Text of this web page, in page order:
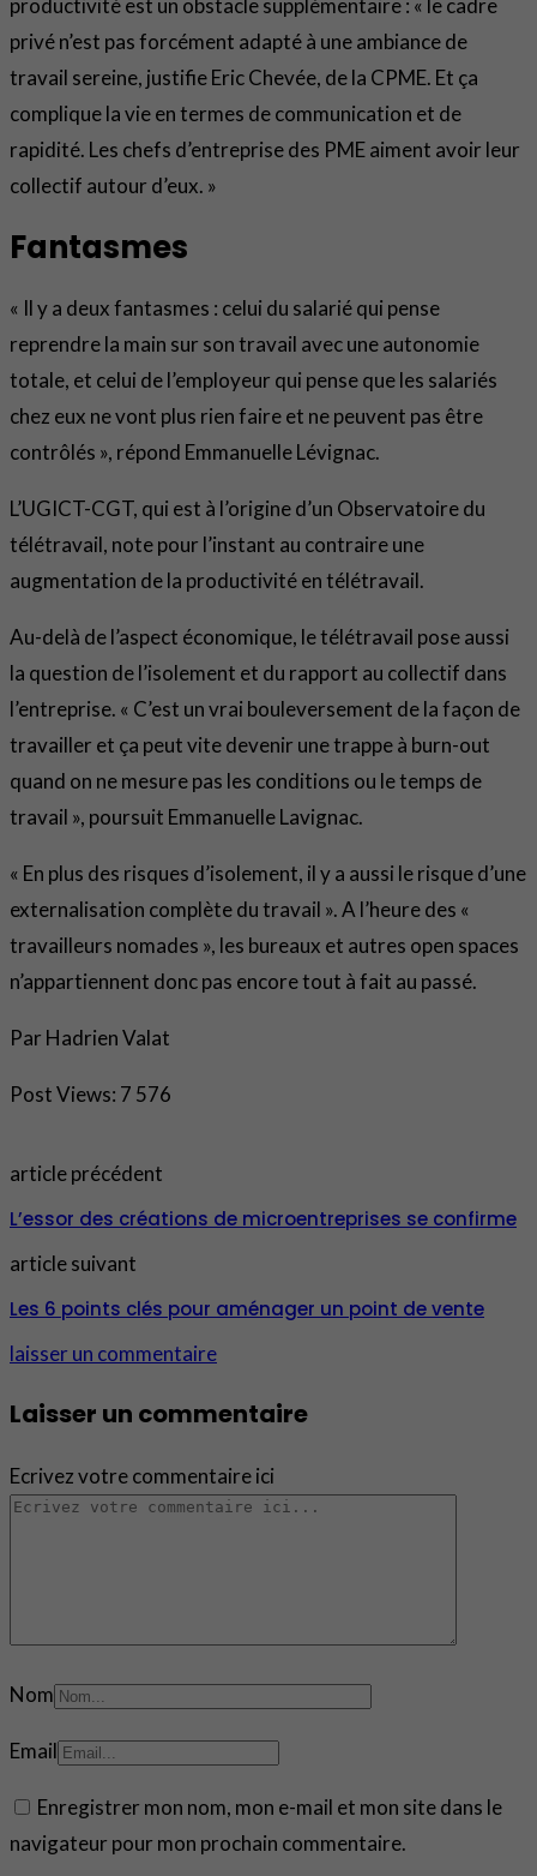
productivité est un obstacle supplémentaire : « le cadre
privé n’est pas forcément adapté à une ambiance de
travail sereine, justifie Eric Chevée, de la CPME. Et ça
complique la vie en termes de communication et de
rapidité. Les chefs d’entreprise des PME aiment avoir leur
collectif autour d’eux. »
Fantasmes
« Il y a deux fantasmes : celui du salarié qui pense
reprendre la main sur son travail avec une autonomie
totale, et celui de l’employeur qui pense que les salariés
chez eux ne vont plus rien faire et ne peuvent pas être
contrôlés », répond Emmanuelle Lévignac.
L’UGICT-CGT, qui est à l’origine d’un Observatoire du
télétravail, note pour l’instant au contraire une
augmentation de la productivité en télétravail.
Au-delà de l’aspect économique, le télétravail pose aussi
la question de l’isolement et du rapport au collectif dans
l’entreprise. « C’est un vrai bouleversement de la façon de
travailler et ça peut vite devenir une trappe à burn-out
quand on ne mesure pas les conditions ou le temps de
travail », poursuit Emmanuelle Lavignac.
« En plus des risques d’isolement, il y a aussi le risque d’une
externalisation complète du travail ». A l’heure des «
travailleurs nomades », les bureaux et autres open spaces
n’appartiennent donc pas encore tout à fait au passé.
Par Hadrien Valat
Post Views: 7 576
article précédent
L’essor des créations de microentreprises se confirme
article suivant
Les 6 points clés pour aménager un point de vente
laisser un commentaire
Laisser un commentaire
Ecrivez votre commentaire ici
Nom
Email
Enregistrer mon nom, mon e-mail et mon site dans le
navigateur pour mon prochain commentaire.